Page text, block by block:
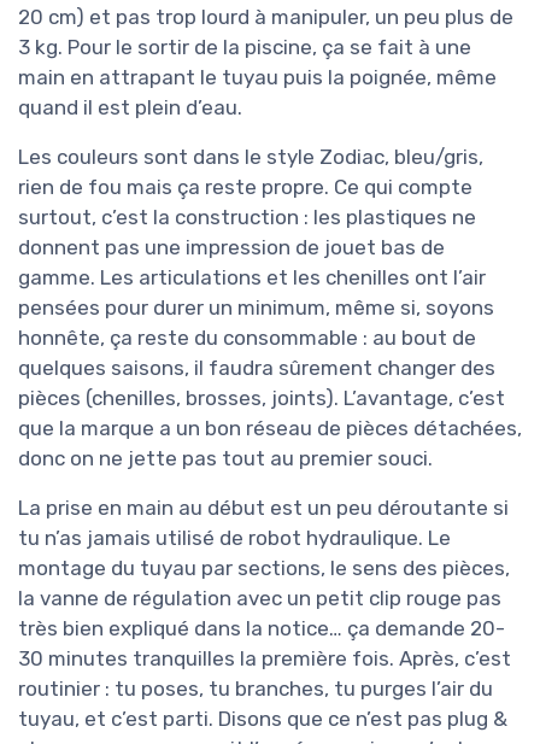
20 cm) et pas trop lourd à manipuler, un peu plus de
3 kg. Pour le sortir de la piscine, ça se fait à une
main en attrapant le tuyau puis la poignée, même
quand il est plein d’eau.
Les couleurs sont dans le style Zodiac, bleu/gris,
rien de fou mais ça reste propre. Ce qui compte
surtout, c’est la construction : les plastiques ne
donnent pas une impression de jouet bas de
gamme. Les articulations et les chenilles ont l’air
pensées pour durer un minimum, même si, soyons
honnête, ça reste du consommable : au bout de
quelques saisons, il faudra sûrement changer des
pièces (chenilles, brosses, joints). L’avantage, c’est
que la marque a un bon réseau de pièces détachées,
donc on ne jette pas tout au premier souci.
La prise en main au début est un peu déroutante si
tu n’as jamais utilisé de robot hydraulique. Le
montage du tuyau par sections, le sens des pièces,
la vanne de régulation avec un petit clip rouge pas
très bien expliqué dans la notice… ça demande 20-
30 minutes tranquilles la première fois. Après, c’est
routinier : tu poses, tu branches, tu purges l’air du
tuyau, et c’est parti. Disons que ce n’est pas plug &